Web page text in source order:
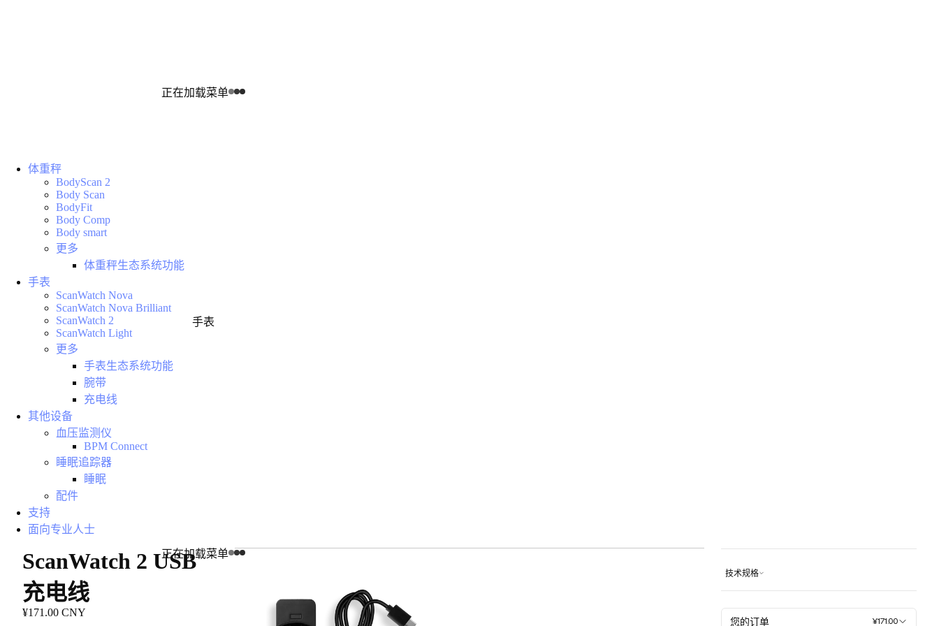
正在加载菜单
手表
正在加载菜单
体重秤
BodyScan 2
Body Scan
BodyFit
Body Comp
Body smart
更多
体重秤生态系统功能
手表
ScanWatch Nova
ScanWatch Nova Brilliant
ScanWatch 2
ScanWatch Light
更多
手表生态系统功能
腕带
充电线
其他设备
血压监测仪
BPM Connect
睡眠追踪器
睡眠
配件
支持
面向专业人士
ScanWatch 2 USB
充电线
¥171.00 CNY
技术规格
您的订单 ¥171.00